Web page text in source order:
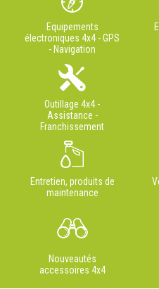
Equipements
électroniques 4x4 - GPS
- Navigation
Outillage 4x4 -
Assistance -
Franchissement
Entretien, produits de
maintenance
Nouveautés
accessoires 4x4